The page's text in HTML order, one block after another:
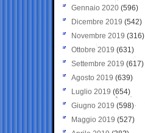
Gennaio 2020 (596)
Dicembre 2019 (542)
Novembre 2019 (316)
Ottobre 2019 (631)
Settembre 2019 (617)
Agosto 2019 (639)
Luglio 2019 (654)
Giugno 2019 (598)
Maggio 2019 (527)